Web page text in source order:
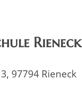
Rieneck
97794 Rieneck